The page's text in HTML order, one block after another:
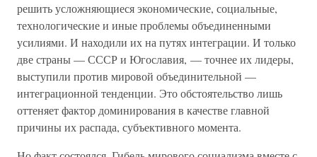
решить усложняющиеся экономические, социальные,
технологические и иные проблемы объединенными
усилиями. И находили их на путях интеграции. И только
две страны — СССР и Югославия, — точнее их лидеры,
выступили против мировой объединительной —
интеграционной тенденции. Это обстоятельство лишь
оттеняет фактор доминирования в качестве главной
причины их распада, субъективного момента.